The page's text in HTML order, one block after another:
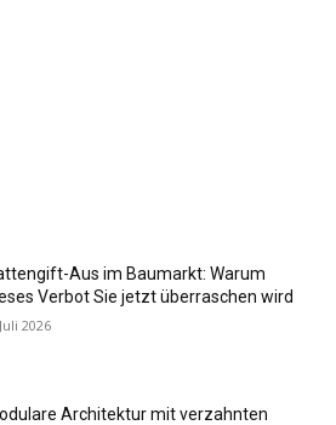
Aus im Baumarkt: Warum
Verbot Sie jetzt überraschen wird
2026
Architektur mit verzahnten